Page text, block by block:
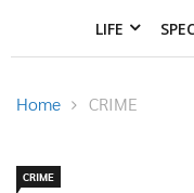
LIFE
Home CRIME
CRIME